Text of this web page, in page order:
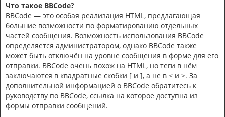
Что такое BBCode?
BBCode — это особая реализация HTML, предлагающая
большие возможности по форматированию отдельных
частей сообщения. Возможность использования BBCode
определяется администратором, однако BBCode также
может быть отключён на уровне сообщения в форме для его
отправки. BBCode очень похож на HTML, но теги в нём
заключаются в квадратные скобки [ и ], а не в < и >. За
дополнительной информацией о BBCode обратитесь к
руководству по BBCode, ссылка на которое доступна из
формы отправки сообщений.